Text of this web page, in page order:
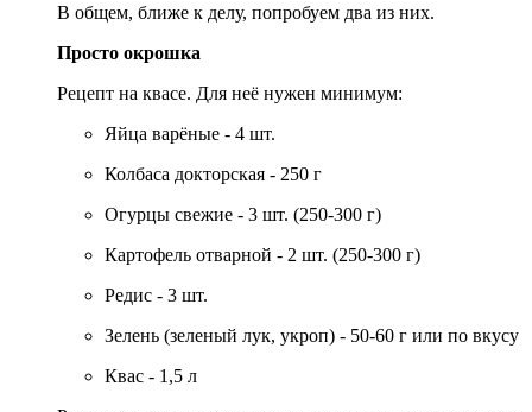
В общем, ближе к делу, попробуем два из них.
Просто окрошка
Рецепт на квасе. Для неё нужен минимум:
Яйца варёные - 4 шт.
Колбаса докторская - 250 г
Огурцы свежие - 3 шт. (250-300 г)
Картофель отварной - 2 шт. (250-300 г)
Редис - 3 шт.
Зелень (зеленый лук, укроп) - 50-60 г или по вкусу
Квас - 1,5 л